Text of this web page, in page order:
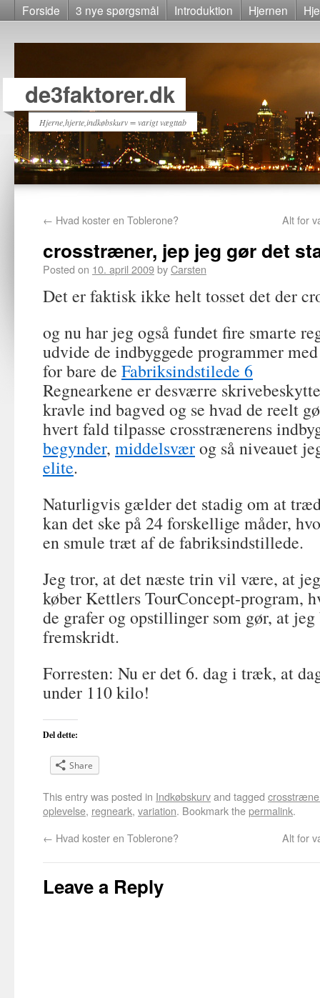
Forside 3 nye spørgsmål Introduktion Hjernen
de3faktorer.dk
Hjerne,hjerte,indkøbskurv = varigt vægttab
← Hvad koster en Toblerone? Alt for
crosstræner, jep jeg gør det
Posted on 10. april 2009byCarsten
Det er faktisk ikke helt tosset det der
og nu har jeg også fundet fire smarte
udvide de indbyggede programmer
for bare de Fabriksindstilede 6
Regnearkene er desværre
kravle ind bagved og se hvad de reelt
hvert fald tilpasse crosstrænerens
begynder, middelsværog så niveauet
elite.
Naturligvis gælder det stadig om at
kan det ske på 24 forskellige måder,
en smule træt af de fabriksindstillede.
Jeg tror, at det næste trin vil være, at
køber Kettlers TourConcept-program,
de grafer og opstillinger som gør, at
fremskridt.
Forresten: Nu er det 6. dag i træk, at
under 110 kilo!
Del dette:
Share
This entry was posted in Indkøbskurvand tagged
oplevelse, regneark, variation. Bookmark thepermalink.
← Hvad koster en Toblerone? Alt for
Leave a Reply